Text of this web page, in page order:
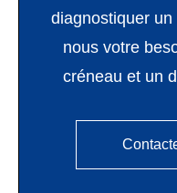
diagnostiquer
nous votre
créneau et un